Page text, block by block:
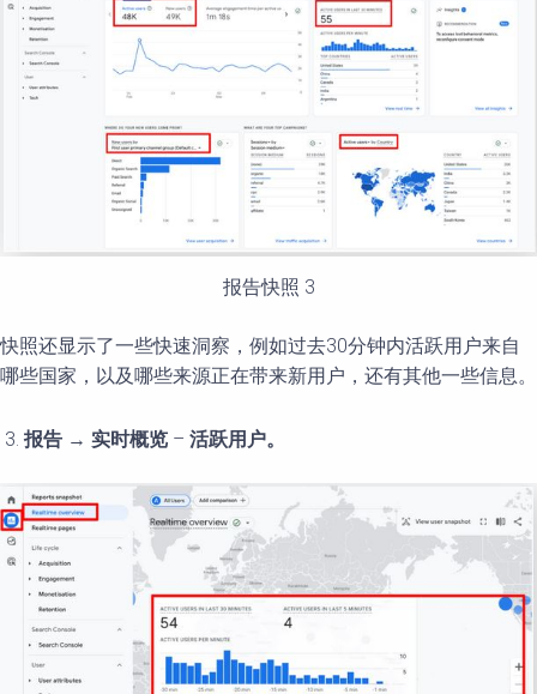
报告快照 3
快照还显示了一些快速洞察，例如过去30分钟内活跃用户来自
哪些国家，以及哪些来源正在带来新用户，还有其他一些信息。
报告 → 实时概览 – 活跃用户。